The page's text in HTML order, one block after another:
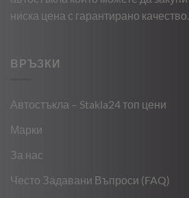
ниска цена с гарантирано качество.
ВРЪЗКИ
Автостъкла – Stakla24 топ цени
Марки
За нас
Често Задавани Въпроси (FAQ)